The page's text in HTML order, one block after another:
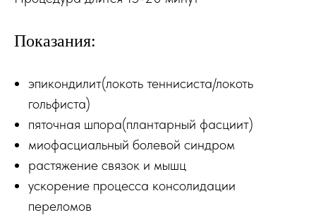
Показания:
эпикондилит(локоть теннисиста/локоть
гольфиста)
пяточная шпора(плантарный фасциит)
миофасциальный болевой синдром
растяжение связок и мышц
ускорение процесса консолидации
переломов